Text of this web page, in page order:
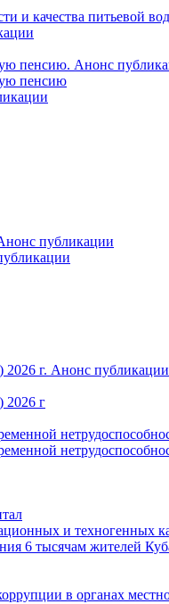
и качества питьевой
пенсию. Анонс
пенсию
публикации
2026 г. Анонс публикации
2026 г
и техногенных
6 тысячам жителей
в органах